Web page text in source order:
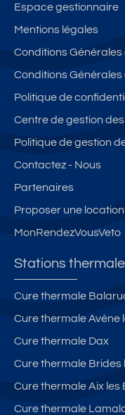
Espace gestionnaire
Mentions légales
Conditions Générales
Conditions
Politique de
Centre de gestion
Politique de gestion
Contactez - Nous
Partenaires
Proposer une location
MonRendezVousVeto
Stations
Cure thermale
Cure thermale Avène
Cure thermale Dax
Cure thermale Brides
Cure thermale Aix les
Cure thermale